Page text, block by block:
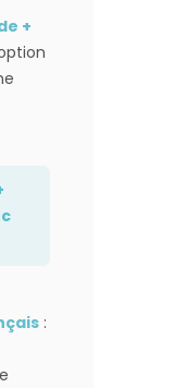
+
: